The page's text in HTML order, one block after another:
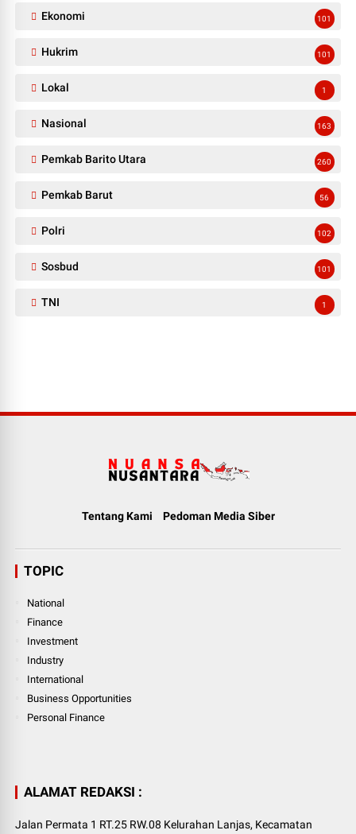
Ekonomi 101
Hukrim 101
Lokal 1
Nasional 163
Pemkab Barito Utara 260
Pemkab Barut 56
Polri 102
Sosbud 101
TNI 1
Tentang Kami Pedoman Media Siber
TOPIC
National
Finance
Investment
Industry
International
Business Opportunities
Personal Finance
ALAMAT REDAKSI :
Jalan Permata 1 RT.25 RW.08 Kelurahan Lanjas, Kecamatan